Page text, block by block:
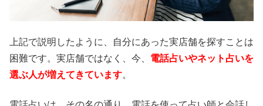
上記で説明したように、自分にあった実店舗を探すことは
困難です。実店舗ではなく、今、 電話占いやネット占いを
選ぶ人が増えてきています。